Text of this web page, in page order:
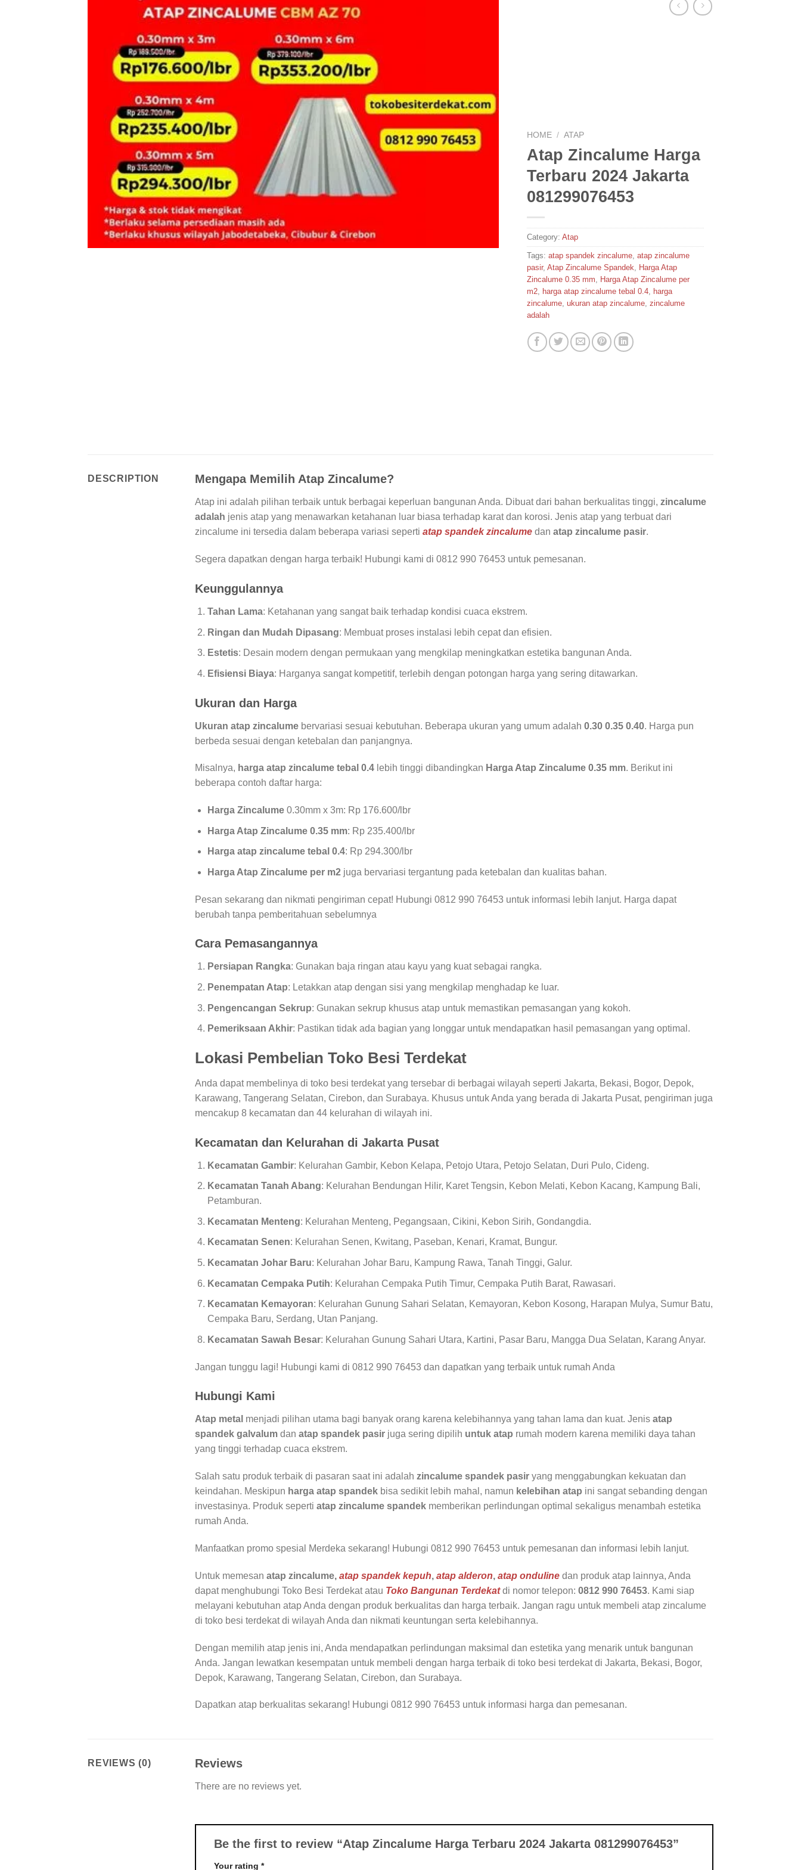
HOME / ATAP
Atap Zincalume Harga
Terbaru 2024 Jakarta
081299076453
Category: Atap
Tags: atap spandek zincalume, atap zincalume
pasir, Atap Zincalume Spandek
Harga Atap
Zincalume 0.35 mm
Harga Atap Zincalume per
m2, harga atap zincalume tebal 0.4,
harga
zincalume, ukuran atap zincalume, zincalume
adalah
DESCRIPTION Mengapa Memilih Atap Zincalume?
Atap ini adalah pilihan terbaik untuk berbagai keperluan bangunan Anda. Dibuat dari bahan berkualitas tinggi, zincalume
adalah jenis atap yang menawarkan ketahanan luar biasa terhadap karat dan korosi. Jenis atap yang terbuat dari
zincalume ini tersedia dalam beberapa variasi seperti atap spandek zincalume dan atap zincalume pasir.
Segera dapatkan dengan harga terbaik! Hubungi kami di 0812 990 76453 untuk pemesanan.
Keunggulannya
Tahan Lama: Ketahanan yang sangat baik terhadap kondisi cuaca ekstrem.
Ringan dan Mudah Dipasang: Membuat proses instalasi lebih cepat dan efisien.
Estetis: Desain modern dengan permukaan yang mengkilap meningkatkan estetika bangunan Anda.
Efisiensi Biaya: Harganya sangat kompetitif, terlebih dengan potongan harga yang sering ditawarkan.
Ukuran dan Harga
Ukuran atap zincalume bervariasi sesuai kebutuhan. Beberapa ukuran yang umum adalah 0.30 0.35 0.40. Harga pun
berbeda sesuai dengan ketebalan dan panjangnya.
Misalnya, harga atap zincalume tebal 0.4 lebih tinggi dibandingkan Harga Atap Zincalume 0.35 mm. Berikut ini
beberapa contoh daftar harga:
Harga Zincalume0.30mm x 3m: Rp 176.600/lbr
Harga Atap Zincalume 0.35 mm: Rp 235.400/lbr
Harga atap zincalume tebal 0.4: Rp 294.300/lbr
Harga Atap Zincalume per m2juga bervariasi tergantung pada ketebalan dan kualitas bahan.
Pesan sekarang dan nikmati pengiriman cepat! Hubungi 0812 990 76453 untuk informasi lebih lanjut. Harga dapat
berubah tanpa pemberitahuan sebelumnya
Cara Pemasangannya
Persiapan Rangka: Gunakan baja ringan atau kayu yang kuat sebagai rangka.
Penempatan Atap: Letakkan atap dengan sisi yang mengkilap menghadap ke luar.
Pengencangan Sekrup: Gunakan sekrup khusus atap untuk memastikan pemasangan yang kokoh.
Pemeriksaan Akhir: Pastikan tidak ada bagian yang longgar untuk mendapatkan hasil pemasangan yang optimal.
Lokasi Pembelian Toko Besi Terdekat
Anda dapat membelinya di toko besi terdekat yang tersebar di berbagai wilayah seperti Jakarta, Bekasi, Bogor, Depok,
Karawang, Tangerang Selatan, Cirebon, dan Surabaya. Khusus untuk Anda yang berada di Jakarta Pusat, pengiriman juga
mencakup 8 kecamatan dan 44 kelurahan di wilayah ini.
Kecamatan dan Kelurahan di Jakarta Pusat
Kecamatan Gambir: Kelurahan Gambir, Kebon Kelapa, Petojo Utara, Petojo Selatan, Duri Pulo, Cideng.
Kecamatan Tanah Abang: Kelurahan Bendungan Hilir, Karet Tengsin, Kebon Melati, Kebon Kacang, Kampung Bali,
Petamburan.
Kecamatan Menteng: Kelurahan Menteng, Pegangsaan, Cikini, Kebon Sirih, Gondangdia.
Kecamatan Senen: Kelurahan Senen, Kwitang, Paseban, Kenari, Kramat, Bungur.
Kecamatan Johar Baru: Kelurahan Johar Baru, Kampung Rawa, Tanah Tinggi, Galur.
Kecamatan Cempaka Putih: Kelurahan Cempaka Putih Timur, Cempaka Putih Barat, Rawasari.
Kecamatan Kemayoran: Kelurahan Gunung Sahari Selatan, Kemayoran, Kebon Kosong, Harapan Mulya, Sumur Batu,
Cempaka Baru, Serdang, Utan Panjang.
Kecamatan Sawah Besar: Kelurahan Gunung Sahari Utara, Kartini, Pasar Baru, Mangga Dua Selatan, Karang Anyar.
Jangan tunggu lagi! Hubungi kami di 0812 990 76453 dan dapatkan yang terbaik untuk rumah Anda
Hubungi Kami
Atap metal menjadi pilihan utama bagi banyak orang karena kelebihannya yang tahan lama dan kuat. Jenis atap
spandek galvalum dan atap spandek pasir juga sering dipilih untuk atap rumah modern karena memiliki daya tahan
yang tinggi terhadap cuaca ekstrem.
Salah satu produk terbaik di pasaran saat ini adalah zincalume spandek pasir yang menggabungkan kekuatan dan
keindahan. Meskipun harga atap spandek bisa sedikit lebih mahal, namun kelebihan atap ini sangat sebanding dengan
investasinya. Produk seperti atap zincalume spandek memberikan perlindungan optimal sekaligus menambah estetika
rumah Anda.
Manfaatkan promo spesial Merdeka sekarang! Hubungi 0812 990 76453 untuk pemesanan dan informasi lebih lanjut.
Untuk memesan atap zincalume, atap spandek kepuh, atap alderon, atap onduline dan produk atap lainnya, Anda
dapat menghubungi Toko Besi Terdekat atau Toko Bangunan Terdekatdi nomor telepon: 0812 990 76453. Kami siap
melayani kebutuhan atap Anda dengan produk berkualitas dan harga terbaik. Jangan ragu untuk membeli atap zincalume
di toko besi terdekat di wilayah Anda dan nikmati keuntungan serta kelebihannya.
Dengan memilih atap jenis ini, Anda mendapatkan perlindungan maksimal dan estetika yang menarik untuk bangunan
Anda. Jangan lewatkan kesempatan untuk membeli dengan harga terbaik di toko besi terdekat di Jakarta, Bekasi, Bogor,
Depok, Karawang, Tangerang Selatan, Cirebon, dan Surabaya.
Dapatkan atap berkualitas sekarang! Hubungi 0812 990 76453 untuk informasi harga dan pemesanan.
REVIEWS (0) Reviews
There are no reviews yet.
Be the first to review “Atap Zincalume Harga Terbaru 2024 Jakarta 081299076453”
Your rating *